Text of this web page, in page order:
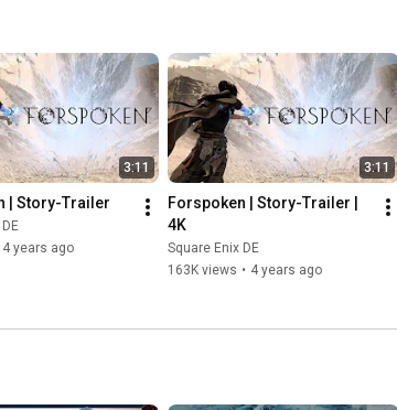
3:11
| Story-Trailer
4 years ago
3:11
Forspoken | Story-Trailer |
4K
Square Enix DE
163K views • 4 years ago